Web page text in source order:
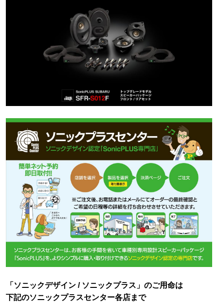
「ソニックデザイン / ソニックプラス」のご用命は
下記のソニックプラスセンター各店まで